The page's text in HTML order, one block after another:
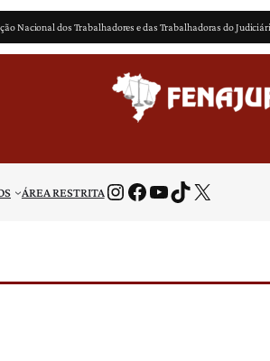
Nacional dos Trabalhadores e das Trabalhadoras do
ÁREA RESTRITAInstagram Facebook Youtube TikTok X